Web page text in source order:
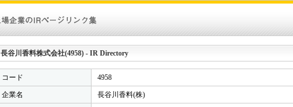
長谷川香料株式会社(4958) - IR Directory
コード 4958
企業名 長谷川香料(株)